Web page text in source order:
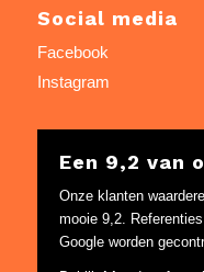
Social media
Facebook
Instagram
Een 9,2 van
Onze klanten
mooie 9,2.
Google worden